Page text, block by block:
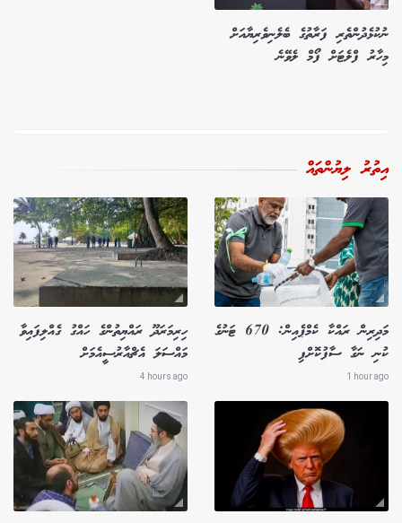
ނުކުޅެދުންތެރި ފަރާތުގެ ބެލެނިވެރިޔާއަށް
މިހާރު ފްލެޓަށް ފޯމް ލެވޭނެ
އިތުރު ލިޔުންތައް
މަދިރިން ރައްކާ ކެމްޕެއިން: 670 ޓަނުގެ
ކުނި ނަގާ ސާފުކޮށްފި
1 hour ago
ހިރިމަރަދޫ ރައްޔިތުންގެ ހައްގު ގެއްލިފައިވާ
މައްސަލަ އެޗްއާރުސީއެމަށް
4 hours ago